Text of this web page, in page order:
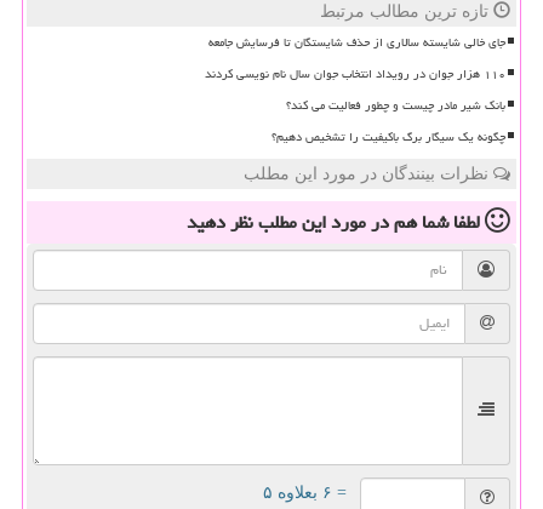
تازه ترین مطالب مرتبط
جای خالی شایسته سالاری از حذف شایستگان تا فرسایش جامعه
۱۱۰ هزار جوان در رویداد انتخاب جوان سال نام نویسی کردند
بانک شیر مادر چیست و چطور فعالیت می کند؟
چگونه یک سیگار برگ باکیفیت را تشخیص دهیم؟
نظرات بینندگان در مورد این مطلب
لطفا شما همدر مورد این مطلبنظر دهید
= ۶ بعلاوه ۵